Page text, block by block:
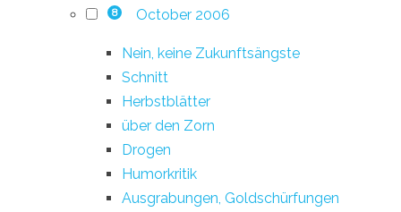
8 October 2006
Nein, keine Zukunftsängste
Schnitt
Herbstblätter
über den Zorn
Drogen
Humorkritik
Ausgrabungen, Goldschürfungen